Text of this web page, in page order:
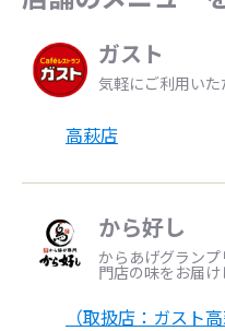
ガスト
気軽にご利用い
高萩店
から好し
からあげグラン
門店の味をお届け
（取扱店：ガスト高